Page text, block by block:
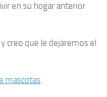
en su hogar anterior
y creo que le dejaremos el
mascotas.